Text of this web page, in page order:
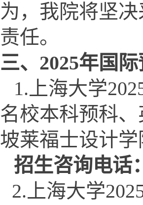
为，我院将坚
责任。
三、2025年国
1.上海大学
名校本科预科
坡莱福士设计
招生咨询电话
2.上海大学